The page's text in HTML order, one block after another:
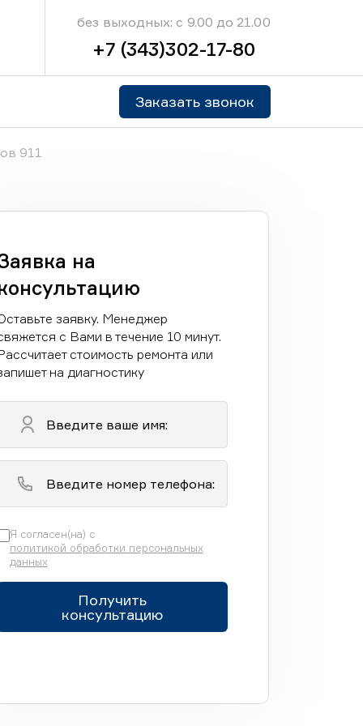
без выходных: с 9.00 до 21.00
+7 (343)302-17-80
Заказать звонок
911
на
заявку. Менеджер
с Вами в течение 10 минут.
стоимость ремонта или
на диагностику
Я согласен(на) с
политикой обработки персональных
данных
Получить
консультацию